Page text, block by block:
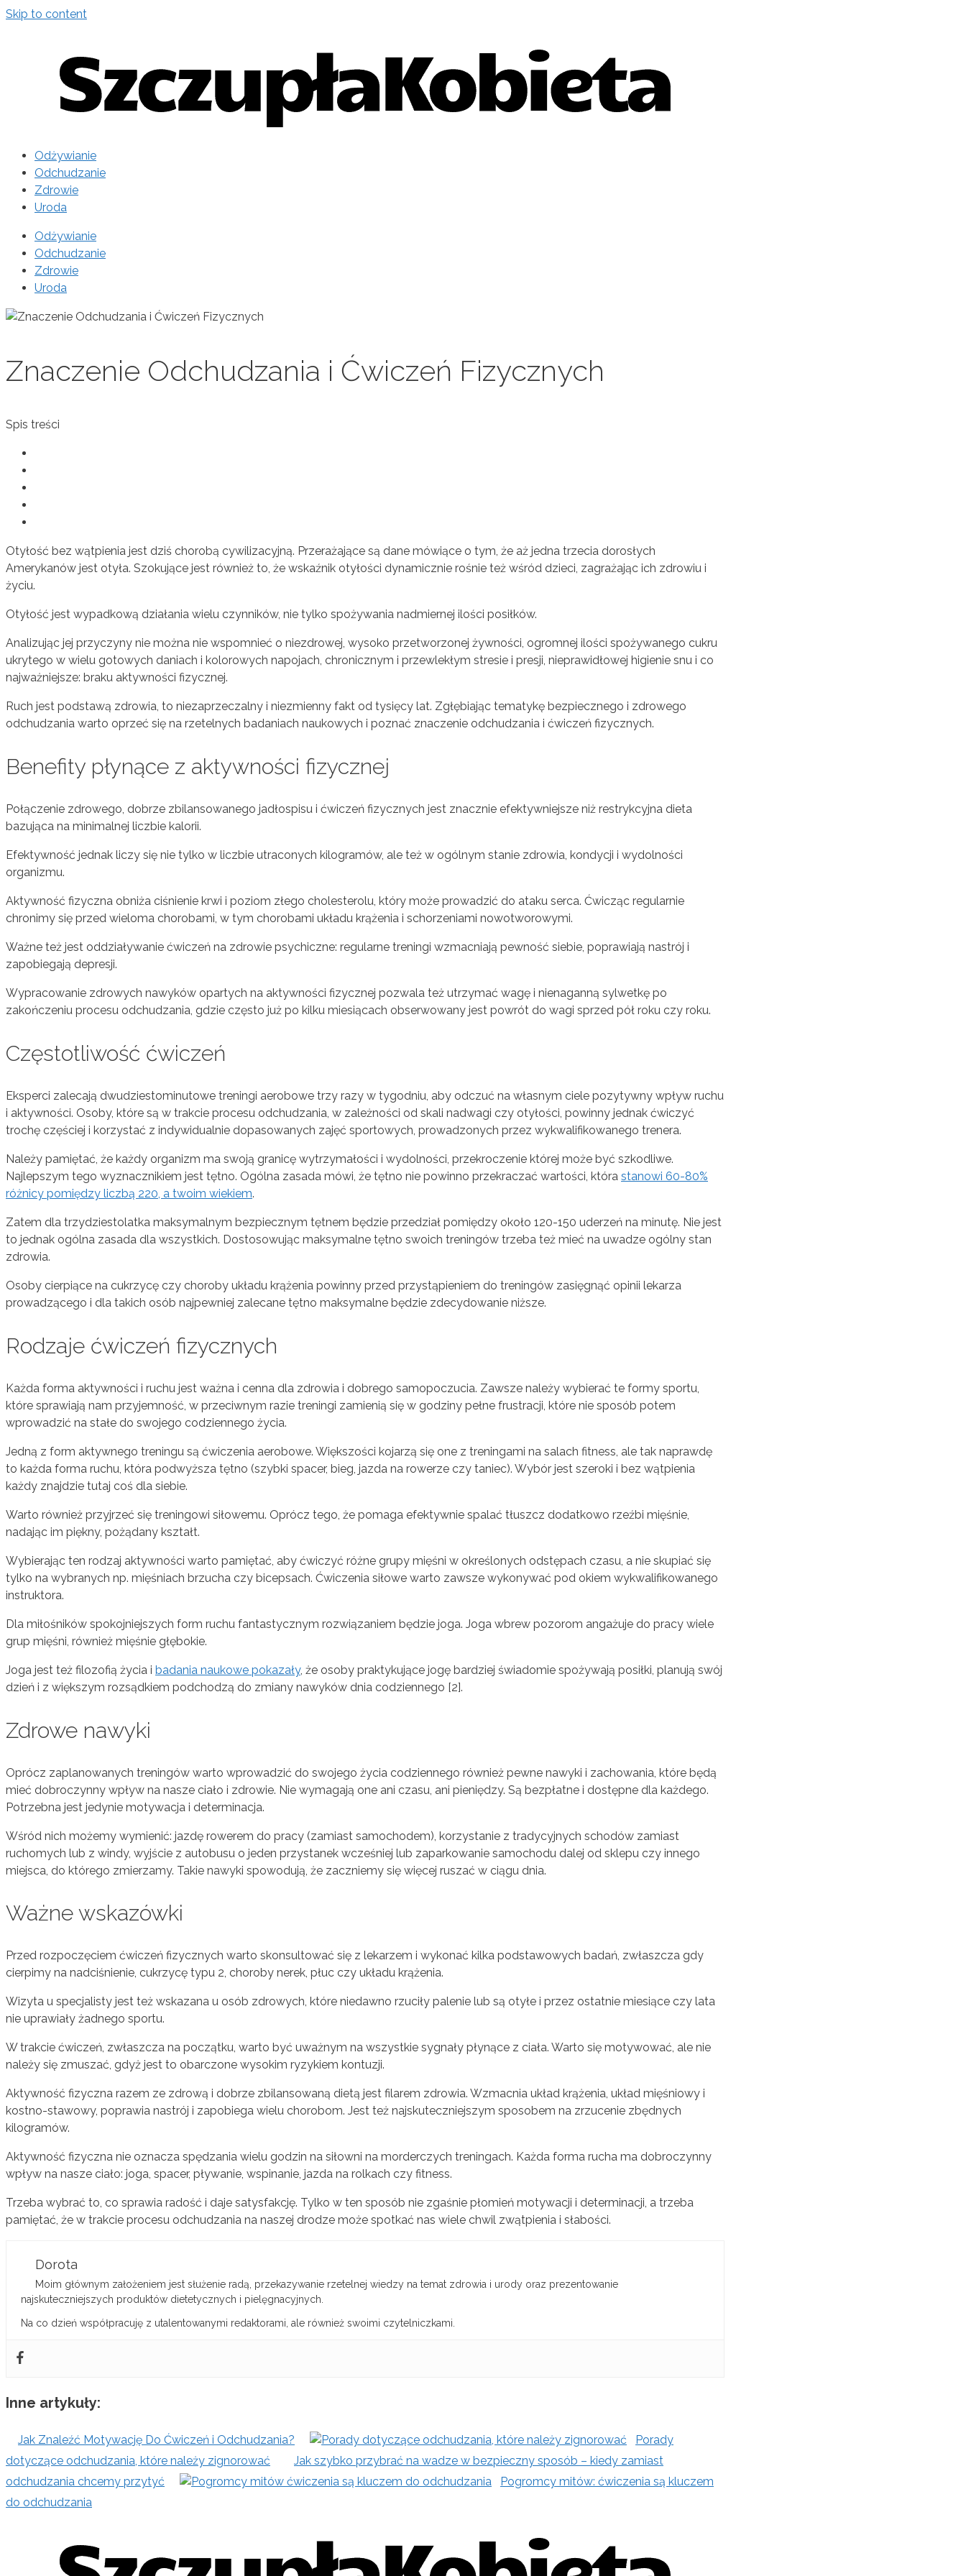
Skip to content
Odżywianie
Odchudzanie
Zdrowie
Uroda
Odżywianie
Odchudzanie
Zdrowie
Uroda
Znaczenie Odchudzania i Ćwiczeń Fizycznych
Spis treści
Otyłość bez wątpienia jest dziś chorobą cywilizacyjną. Przerażające są dane mówiące o tym, że aż jedna trzecia dorosłych
Amerykanów jest otyła. Szokujące jest również to, że wskaźnik otyłości dynamicznie rośnie też wśród dzieci, zagrażając ich zdrowiu i
życiu.
Otyłość jest wypadkową działania wielu czynników, nie tylko spożywania nadmiernej ilości posiłków.
Analizując jej przyczyny nie można nie wspomnieć o niezdrowej, wysoko przetworzonej żywności, ogromnej ilości spożywanego cukru
ukrytego w wielu gotowych daniach i kolorowych napojach, chronicznym i przewlekłym stresie i presji, nieprawidłowej higienie snu i co
najważniejsze: braku aktywności fizycznej.
Ruch jest podstawą zdrowia, to niezaprzeczalny i niezmienny fakt od tysięcy lat. Zgłębiając tematykę bezpiecznego i zdrowego
odchudzania warto oprzeć się na rzetelnych badaniach naukowych i poznać znaczenie odchudzania i ćwiczeń fizycznych.
Benefity płynące z aktywności fizycznej
Połączenie zdrowego, dobrze zbilansowanego jadłospisu i ćwiczeń fizycznych jest znacznie efektywniejsze niż restrykcyjna dieta
bazująca na minimalnej liczbie kalorii.
Efektywność jednak liczy się nie tylko w liczbie utraconych kilogramów, ale też w ogólnym stanie zdrowia, kondycji i wydolności
organizmu.
Aktywność fizyczna obniża ciśnienie krwi i poziom złego cholesterolu, który może prowadzić do ataku serca. Ćwicząc regularnie
chronimy się przed wieloma chorobami, w tym chorobami układu krążenia i schorzeniami nowotworowymi.
Ważne też jest oddziaływanie ćwiczeń na zdrowie psychiczne: regularne treningi wzmacniają pewność siebie, poprawiają nastrój i
zapobiegają depresji.
Wypracowanie zdrowych nawyków opartych na aktywności fizycznej pozwala też utrzymać wagę i nienaganną sylwetkę po
zakończeniu procesu odchudzania, gdzie często już po kilku miesiącach obserwowany jest powrót do wagi sprzed pół roku czy roku.
Częstotliwość ćwiczeń
Eksperci zalecają dwudziestominutowe treningi aerobowe trzy razy w tygodniu, aby odczuć na własnym ciele pozytywny wpływ ruchu
i aktywności. Osoby, które są w trakcie procesu odchudzania, w zależności od skali nadwagi czy otyłości, powinny jednak ćwiczyć
trochę częściej i korzystać z indywidualnie dopasowanych zajęć sportowych, prowadzonych przez wykwalifikowanego trenera.
Należy pamiętać, że każdy organizm ma swoją granicę wytrzymałości i wydolności, przekroczenie której może być szkodliwe.
Najlepszym tego wyznacznikiem jest tętno. Ogólna zasada mówi, że tętno nie powinno przekraczać wartości, która stanowi 60-80%
różnicy pomiędzy liczbą 220, a twoim wiekiem.
Zatem dla trzydziestolatka maksymalnym bezpiecznym tętnem będzie przedział pomiędzy około 120-150 uderzeń na minutę. Nie jest
to jednak ogólna zasada dla wszystkich. Dostosowując maksymalne tętno swoich treningów trzeba też mieć na uwadze ogólny stan
zdrowia.
Osoby cierpiące na cukrzycę czy choroby układu krążenia powinny przed przystąpieniem do treningów zasięgnąć opinii lekarza
prowadzącego i dla takich osób najpewniej zalecane tętno maksymalne będzie zdecydowanie niższe.
Rodzaje ćwiczeń fizycznych
Każda forma aktywności i ruchu jest ważna i cenna dla zdrowia i dobrego samopoczucia. Zawsze należy wybierać te formy sportu,
które sprawiają nam przyjemność, w przeciwnym razie treningi zamienią się w godziny pełne frustracji, które nie sposób potem
wprowadzić na stałe do swojego codziennego życia.
Jedną z form aktywnego treningu są ćwiczenia aerobowe. Większości kojarzą się one z treningami na salach fitness, ale tak naprawdę
to każda forma ruchu, która podwyższa tętno (szybki spacer, bieg, jazda na rowerze czy taniec). Wybór jest szeroki i bez wątpienia
każdy znajdzie tutaj coś dla siebie.
Warto również przyjrzeć się treningowi siłowemu. Oprócz tego, że pomaga efektywnie spalać tłuszcz dodatkowo rzeźbi mięśnie,
nadając im piękny, pożądany kształt.
Wybierając ten rodzaj aktywności warto pamiętać, aby ćwiczyć różne grupy mięśni w określonych odstępach czasu, a nie skupiać się
tylko na wybranych np. mięśniach brzucha czy bicepsach. Ćwiczenia siłowe warto zawsze wykonywać pod okiem wykwalifikowanego
instruktora.
Dla miłośników spokojniejszych form ruchu fantastycznym rozwiązaniem będzie joga. Joga wbrew pozorom angażuje do pracy wiele
grup mięśni, również mięśnie głębokie.
Joga jest też filozofią życia i badania naukowe pokazały, że osoby praktykujące jogę bardziej świadomie spożywają posiłki, planują swój
dzień i z większym rozsądkiem podchodzą do zmiany nawyków dnia codziennego [2].
Zdrowe nawyki
Oprócz zaplanowanych treningów warto wprowadzić do swojego życia codziennego również pewne nawyki i zachowania, które będą
mieć dobroczynny wpływ na nasze ciało i zdrowie. Nie wymagają one ani czasu, ani pieniędzy. Są bezpłatne i dostępne dla każdego.
Potrzebna jest jedynie motywacja i determinacja.
Wśród nich możemy wymienić: jazdę rowerem do pracy (zamiast samochodem), korzystanie z tradycyjnych schodów zamiast
ruchomych lub z windy, wyjście z autobusu o jeden przystanek wcześniej lub zaparkowanie samochodu dalej od sklepu czy innego
miejsca, do którego zmierzamy. Takie nawyki spowodują, że zaczniemy się więcej ruszać w ciągu dnia.
Ważne wskazówki
Przed rozpoczęciem ćwiczeń fizycznych warto skonsultować się z lekarzem i wykonać kilka podstawowych badań, zwłaszcza gdy
cierpimy na nadciśnienie, cukrzycę typu 2, choroby nerek, płuc czy układu krążenia.
Wizyta u specjalisty jest też wskazana u osób zdrowych, które niedawno rzuciły palenie lub są otyłe i przez ostatnie miesiące czy lata
nie uprawiały żadnego sportu.
W trakcie ćwiczeń, zwłaszcza na początku, warto być uważnym na wszystkie sygnały płynące z ciała. Warto się motywować, ale nie
należy się zmuszać, gdyż jest to obarczone wysokim ryzykiem kontuzji.
Aktywność fizyczna razem ze zdrową i dobrze zbilansowaną dietą jest filarem zdrowia. Wzmacnia układ krążenia, układ mięśniowy i
kostno-stawowy, poprawia nastrój i zapobiega wielu chorobom. Jest też najskuteczniejszym sposobem na zrzucenie zbędnych
kilogramów.
Aktywność fizyczna nie oznacza spędzania wielu godzin na siłowni na morderczych treningach. Każda forma rucha ma dobroczynny
wpływ na nasze ciało: joga, spacer, pływanie, wspinanie, jazda na rolkach czy fitness.
Trzeba wybrać to, co sprawia radość i daje satysfakcję. Tylko w ten sposób nie zgaśnie płomień motywacji i determinacji, a trzeba
pamiętać, że w trakcie procesu odchudzania na naszej drodze może spotkać nas wiele chwil zwątpienia i słabości.
Dorota
Moim głównym założeniem jest służenie radą, przekazywanie rzetelnej wiedzy na temat zdrowia i urody oraz prezentowanie
najskuteczniejszych produktów dietetycznych i pielęgnacyjnych.
Na co dzień współpracuję z utalentowanymi redaktorami, ale również swoimi czytelniczkami.
Inne artykuły:
Jak Znaleźć Motywację Do Ćwiczeń i Odchudzania?
Porady
dotyczące odchudzania, które należy zignorować
Jak szybko przybrać na wadze w bezpieczny sposób – kiedy zamiast
odchudzania chcemy przytyć
Pogromcy mitów: ćwiczenia są kluczem
do odchudzania